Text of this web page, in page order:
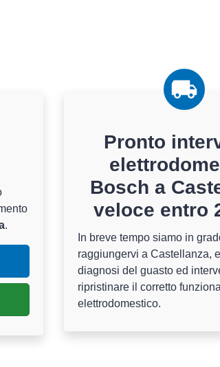
.
Pronto
Bosch a
veloce entro
In breve tempo siamo in
raggiungervi a Castellanza,
diagnosi del guasto ed
ripristinare il corretto
elettrodomestico.